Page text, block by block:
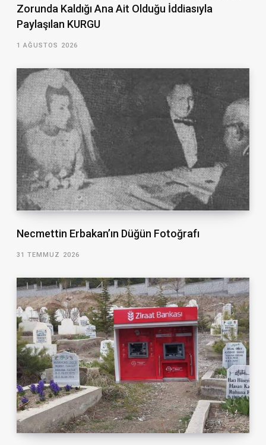
Zorunda Kaldığı Ana Ait Olduğu İddiasıyla
Paylaşılan KURGU
1 AĞUSTOS 2026
Necmettin Erbakan’ın Düğün Fotoğrafı
31 TEMMUZ 2026